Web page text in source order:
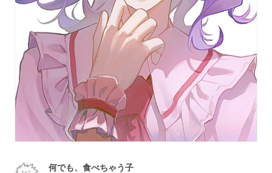
何でも、食べちゃう子